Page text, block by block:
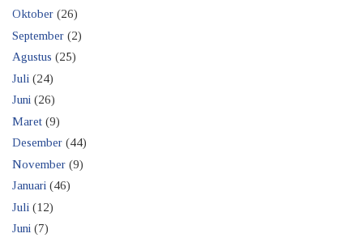
Oktober (26)
September (2)
Agustus (25)
Juli (24)
Juni (26)
Maret (9)
Desember (44)
November (9)
Januari (46)
Juli (12)
Juni (7)